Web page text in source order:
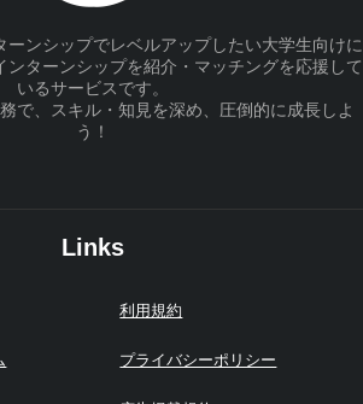
ーンシップでレベルアップしたい大学生向けに
ンターンシップを紹介・マッチングを応援して
いるサービスです。
で、スキル・知見を深め、圧倒的に成長しよ
う！
Links
利用規約
プライバシーポリシー